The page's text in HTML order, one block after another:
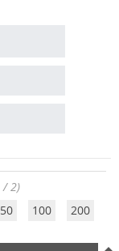
/ 2)
50 100 200